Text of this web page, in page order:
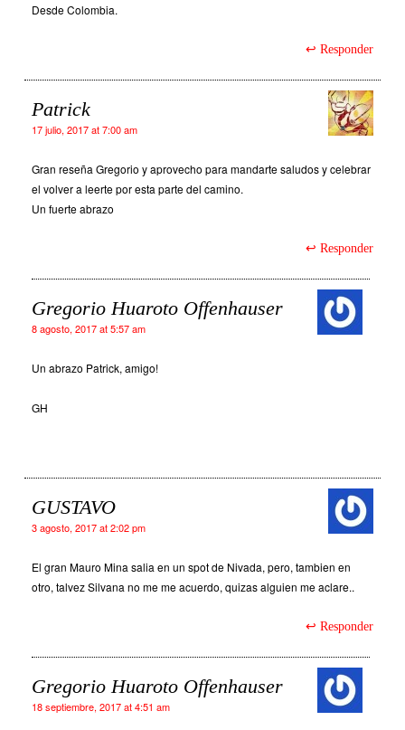
Desde Colombia.
Responder
Patrick
17 julio, 2017 at 7:00 am
Gran reseña Gregorio y aprovecho para mandarte saludos y celebrar
el volver a leerte por esta parte del camino.
Un fuerte abrazo
Responder
Gregorio Huaroto Offenhauser
8 agosto, 2017 at 5:57 am
Un abrazo Patrick, amigo!
GH
GUSTAVO
3 agosto, 2017 at 2:02 pm
El gran Mauro Mina salia en un spot de Nivada, pero, tambien en
otro, talvez Silvana no me me acuerdo, quizas alguien me aclare..
Responder
Gregorio Huaroto Offenhauser
18 septiembre, 2017 at 4:51 am